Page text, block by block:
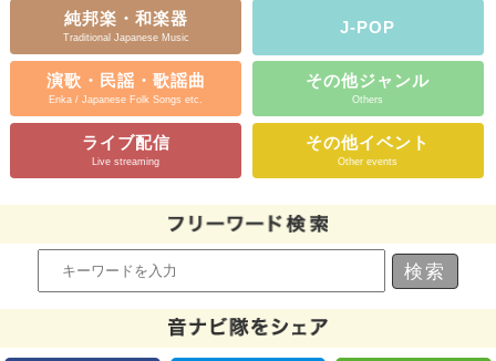
純邦楽・和楽器
Traditional Japanese Music
J-POP
演歌・民謡・歌謡曲
Enka / Japanese Folk Songs etc.
その他ジャンル
Others
ライブ配信
Live streaming
その他イベント
Other events